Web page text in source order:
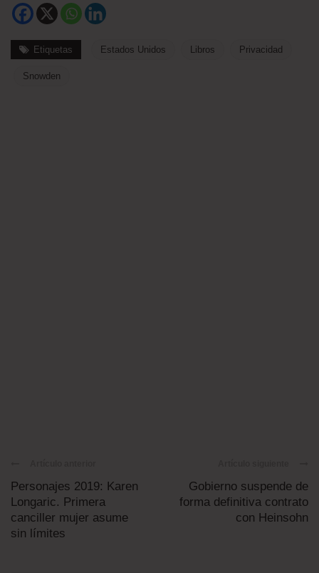
Etiquetas Estados Unidos Libros Privacidad
Snowden
Personajes 2019: Karen
Longaric. Primera
canciller mujer asume
sin límites
Gobierno suspende de
forma definitiva contrato
con Heinsohn